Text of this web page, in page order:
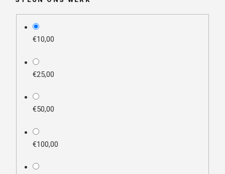
plan_select
€10,00
€25,00
€50,00
€100,00